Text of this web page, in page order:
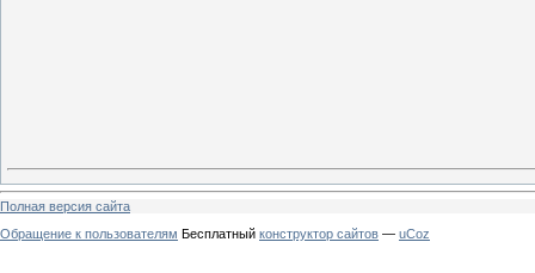
Полная версия сайта
Обращение к пользователям Бесплатный конструктор сайтов — uCoz